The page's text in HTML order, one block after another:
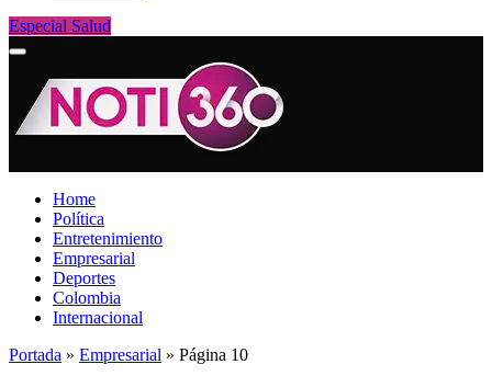
Especial Salud
Home
Política
Entretenimiento
Empresarial
Deportes
Colombia
Internacional
Portada » Empresarial » Página 10